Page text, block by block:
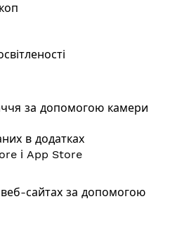
за допомогою камери
в додатках
і App Store
сайтах за допомогою